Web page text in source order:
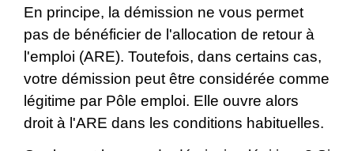
En principe, la démission ne vous permet
pas de bénéficier de l'allocation de retour à
l'emploi (ARE). Toutefois, dans certains cas,
votre démission peut être considérée comme
légitime par Pôle emploi. Elle ouvre alors
droit à l'ARE dans les conditions habituelles.